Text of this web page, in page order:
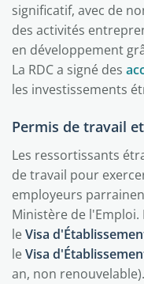
significatif, avec de
des activités
en développement
La RDC a signé des
les investissements
Permis de travail
Les ressortissants
de travail pour
employeurs
Ministère de
leVisa
leVisa
an, non